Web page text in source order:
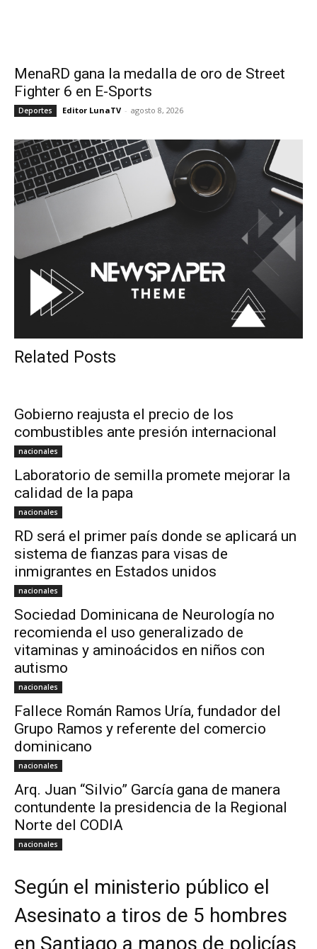
MenaRD gana la medalla de oro de Street
Fighter 6 en E-Sports
Deportes Editor LunaTV - agosto 8, 2026
Related Posts
Gobierno reajusta el precio de los
combustibles ante presión internacional
nacionales
Laboratorio de semilla promete mejorar la
calidad de la papa
nacionales
RD será el primer país donde se aplicará un
sistema de fianzas para visas de
inmigrantes en Estados unidos
nacionales
Sociedad Dominicana de Neurología no
recomienda el uso generalizado de
vitaminas y aminoácidos en niños con
autismo
nacionales
Fallece Román Ramos Uría, fundador del
Grupo Ramos y referente del comercio
dominicano
nacionales
Arq. Juan “Silvio” García gana de manera
contundente la presidencia de la Regional
Norte del CODIA
nacionales
Según el ministerio público el
Asesinato a tiros de 5 hombres
en Santiago a manos de policías